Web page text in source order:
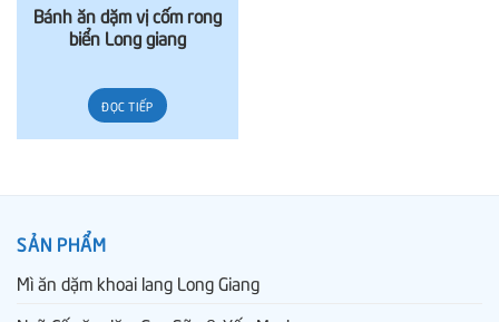
Bánh ăn dặm vị cốm rong
biển Long giang
ĐỌC TIẾP
SẢN PHẨM
Mì ăn dặm khoai lang Long Giang